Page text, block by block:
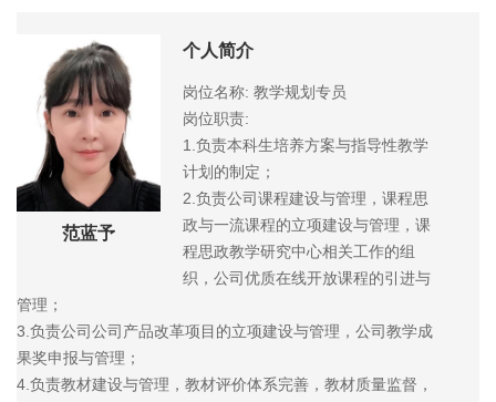
范蓝予
个人简介
岗位名称: 教学规划专员
岗位职责:
1.负责本科生培养方案与指导性教学
计划的制定；
2.负责公司课程建设与管理，课程思
政与一流课程的立项建设与管理，课
程思政教学研究中心相关工作的组
织，公司优质在线开放课程的引进与
管理；
3.负责公司公司产品改革项目的立项建设与管理，公司教学成
果奖申报与管理；
4.负责教材建设与管理，教材评价体系完善，教材质量监督，